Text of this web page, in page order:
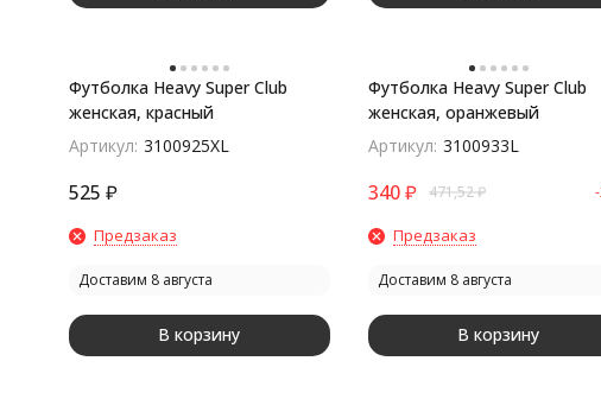
Футболка Heavy Super Club
женская, красный
Артикул: 3100925XL
525 ₽
Предзаказ
Доставим 8 августа
В корзину
Футболка Heavy Super Club
женская, оранжевый
Артикул: 3100933L
340₽ 471,52₽
Предзаказ
Доставим 8 августа
В корзину